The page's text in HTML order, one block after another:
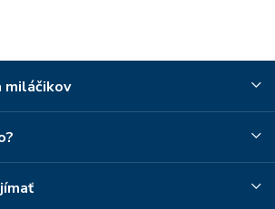
miláčikov